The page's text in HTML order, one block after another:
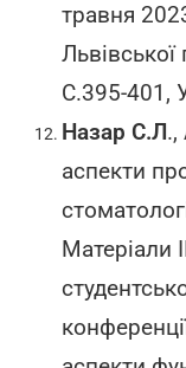
травня
Львівської
С.395-401,
Назар С.Л.,
аспекти
Матеріали